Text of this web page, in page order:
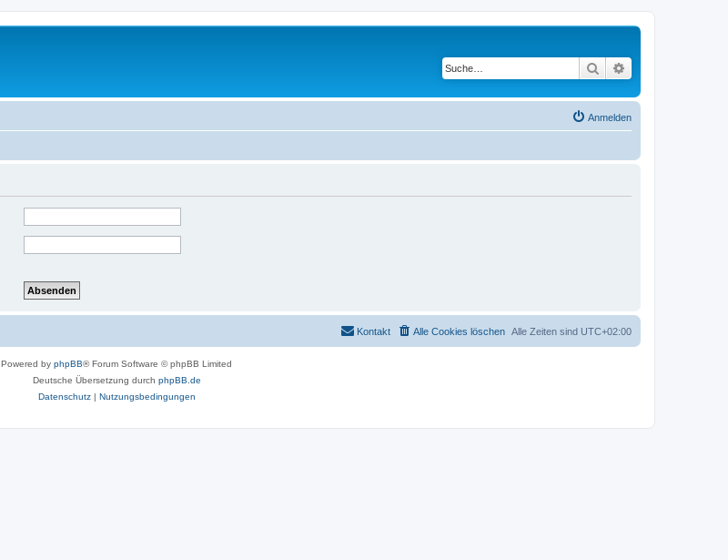
Suche
Anmelden
Alle Zeiten sind UTC+02:00
Alle Cookies löschen
Kontakt
Powered by phpBB® Forum Software © phpBB Limited
Deutsche Übersetzung durch phpBB.de
Datenschutz| Nutzungsbedingungen